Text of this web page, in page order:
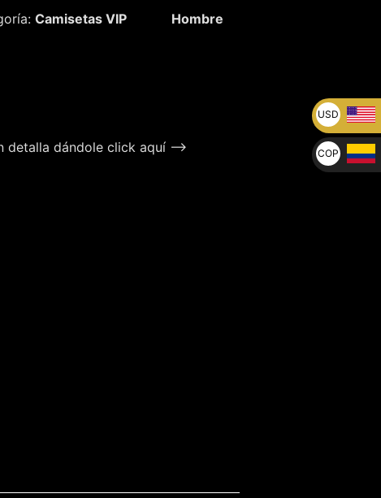
Camisetas VIP Hombre
detalla dándole click aquí –>
USD
U$
COP
$